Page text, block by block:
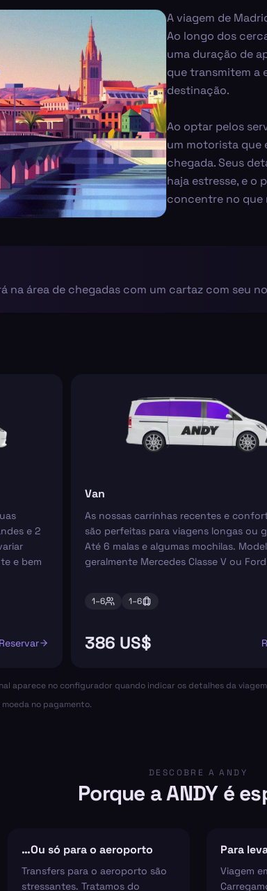
A viagem de
Ao longo dos
uma duração de
que transmitem a
destinação.
Ao optar pelos
um motorista que
chegada. Seus
haja estresse, e o
concentre no que
na área de chegadas com um cartaz com seu
e 2
e bem
Reservar
Van
As nossas carrinhas recentes e
são perfeitas para viagens longas ou
Até 6 malas e algumas mochilas.
geralmente Mercedes Classe V ou
1–6 1–6
386 US$
aparece no configurador quando indicar os detalhes da
no pagamento.
DESCOBRE A ANDY
Porque a ANDY é
…Ou só para o aeroporto
Transfers para o aeroporto são
stressantes. Tratamos do
Para
Viagem